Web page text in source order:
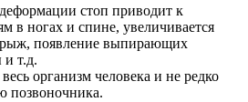
стоп приводит к
в ногах и спине, увеличивается
появление выпирающих
и т.д.
организм человека и не редко
позвоночника.